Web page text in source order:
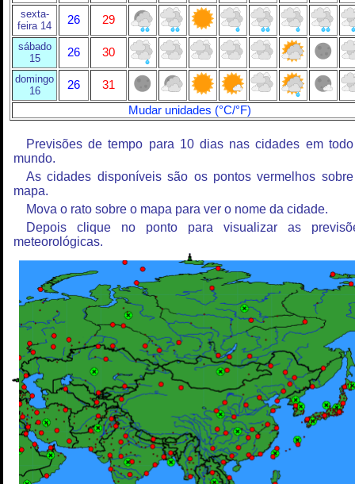
sexta-
feira 14
26 29
sábado
15
26 30
domingo
16
26
31
Mudar unidades (°C/°F)
Previsões de tempo para 10 dias nas cidades em
mundo.
As cidades disponíveis são os pontos vermelhos
mapa.
Mova o rato sobre o mapa para ver o nome da cidade.
Depois clique no ponto para visualizar as
meteorológicas.